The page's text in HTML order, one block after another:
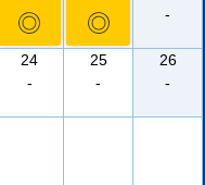
◎ ◎
-
24
-
25
-
26
-